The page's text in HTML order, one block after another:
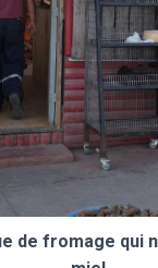
de fromage qui